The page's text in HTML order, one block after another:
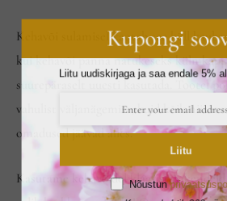
Kehavõi sulamisel kaotab see küll
kui kehavõi panna natukeseks
suurepäraselt uuesti kasutada. Tootel
vahulist väljanägemist, kuid kõik
omadused jäävad alles.
Kasutame kehavõidel klaasist
Kupongi
Liitu uudiskirjaga ja saa endale 5%
Liitu
Nõustun